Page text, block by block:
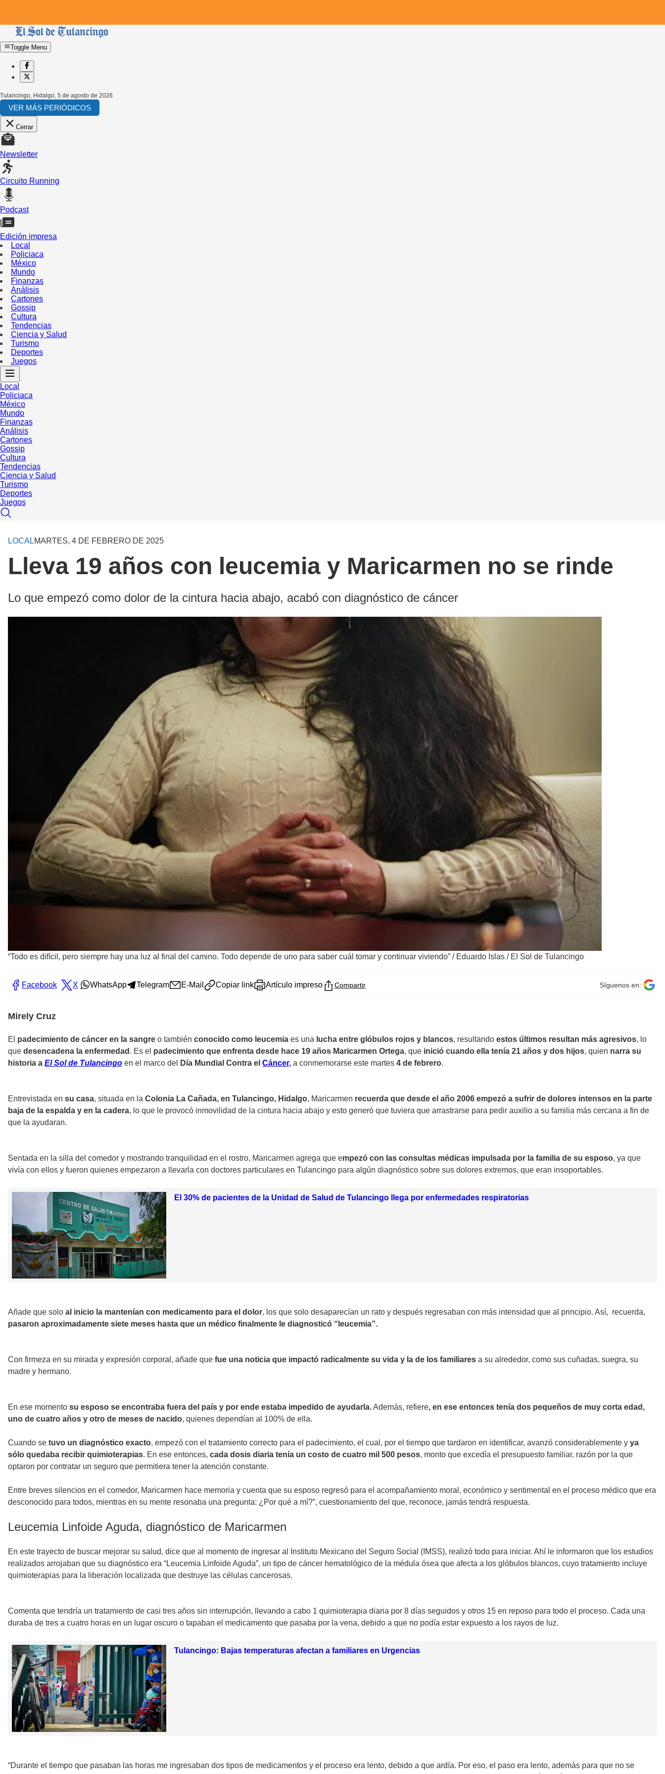
Toggle Menu
Tulancingo, Hidalgo, 5 de agosto de 2026
VER MÁS PERIÓDICOS
Cerrar
Newsletter
Circuito Running
Podcast
Edición impresa
Local
Policiaca
México
Mundo
Finanzas
Análisis
Cartones
Gossip
Cultura
Tendencias
Ciencia y Salud
Turismo
Deportes
Juegos
Local
Policiaca
México
Mundo
Finanzas
Análisis
Cartones
Gossip
Cultura
Tendencias
Ciencia y Salud
Turismo
Deportes
Juegos
LOCALMARTES, 4 DE FEBRERO DE 2025
Lleva 19 años con leucemia y Maricarmen no se rinde
Lo que empezó como dolor de la cintura hacia abajo, acabó con diagnóstico de cáncer
“Todo es difícil, pero siempre hay una luz al final del camino. Todo depende de uno para saber cuál tomar y continuar viviendo” / Eduardo Islas / El Sol de Tulancingo
Facebook X WhatsApp Telegram E-Mail Copiar link Artículo impreso Compartir Síguenos en:
Mirely Cruz
El padecimiento de cáncer en la sangre o también conocido como leucemia es una lucha entre glóbulos rojos y blancos, resultando estos últimos resultan más agresivos, lo
que desencadena la enfermedad . Es el padecimiento que enfrenta desde hace 19 años Maricarmen Ortega, que inició cuando ella tenía 21 años y dos hijos, quien narra su
historia a El Sol de Tulancingo en el marco del Día Mundial Contra el Cáncer, a conmemorarse este martes 4 de febrero.
Entrevistada en su casa, situada en la Colonia La Cañada, en Tulancingo, Hidalgo, Maricarmen recuerda que desde el año 2006 empezó a sufrir de dolores intensos en la parte
baja de la espalda y en la cadera, lo que le provocó inmovilidad de la cintura hacia abajo y esto generó que tuviera que arrastrarse para pedir auxilio a su familia más cercana a fin de
que la ayudaran.
Sentada en la silla del comedor y mostrando tranquilidad en el rostro, Maricarmen agrega que empezó con las consultas médicas impulsada por la familia de su esposo, ya que
vivía con ellos y fueron quienes empezaron a llevarla con doctores particulares en Tulancingo para algún diagnóstico sobre sus dolores extremos, que eran insoportables.
El 30% de pacientes de la Unidad de Salud de Tulancingo llega por enfermedades respiratorias
Añade que solo al inicio la mantenían con medicamento para el dolor, los que solo desaparecían un rato y después regresaban con más intensidad que al principio. Así, recuerda,
pasaron aproximadamente siete meses hasta que un médico finalmente le diagnosticó “leucemia”.
Con firmeza en su mirada y expresión corporal, añade que fue una noticia que impactó radicalmente su vida y la de los familiares a su alrededor, como sus cuñadas, suegra, su
madre y hermano.
En ese momento su esposo se encontraba fuera del país y por ende estaba impedido de ayudarla.Además, refiere, en ese entonces tenía dos pequeños de muy corta edad,
uno de cuatro años y otro de meses de nacido, quienes dependían al 100% de ella.
Cuando se tuvo un diagnóstico exacto, empezó con el tratamiento correcto para el padecimiento, el cual, por el tiempo que tardaron en identificar, avanzó considerablemente y ya
sólo quedaba recibir quimioterapias. En ese entonces, cada dosis diaria tenía un costo de cuatro mil 500 pesos, monto que excedía el presupuesto familiar, razón por la que
optaron por contratar un seguro que permitiera tener la atención constante.
Entre breves silencios en el comedor, Maricarmen hace memoria y cuenta que su esposo regresó para el acompañamiento moral, económico y sentimental en el proceso médico que era
desconocido para todos, mientras en su mente resonaba una pregunta: ¿Por qué a mí?”, cuestionamiento del que, reconoce, jamás tendrá respuesta.
Leucemia Linfoide Aguda, diagnóstico de Maricarmen
En este trayecto de buscar mejorar su salud, dice que al momento de ingresar al Instituto Mexicano del Seguro Social (IMSS), realizó todo para iniciar. Ahí le informaron que los estudios
realizados arrojaban que su diagnóstico era “Leucemia Linfoide Aguda”, un tipo de cáncer hematológico de la médula ósea que afecta a los glóbulos blancos, cuyo tratamiento incluye
quimioterapias para la liberación localizada que destruye las células cancerosas.
Comenta que tendría un tratamiento de casi tres años sin interrupción, llevando a cabo 1 quimioterapia diaria por 8 días seguidos y otros 15 en reposo para todo el proceso. Cada una
duraba de tres a cuatro horas en un lugar oscuro o tapaban el medicamento que pasaba por la vena, debido a que no podía estar expuesto a los rayos de luz.
Tulancingo: Bajas temperaturas afectan a familiares en Urgencias
“Durante el tiempo que pasaban las horas me ingresaban dos tipos de medicamentos y el proceso era lento, debido a que ardía. Por eso, el paso era lento, además para que no se